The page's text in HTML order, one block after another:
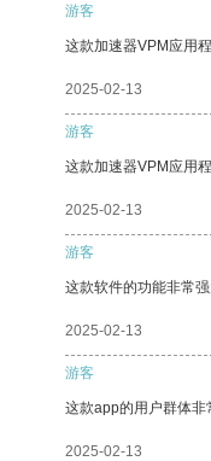
游客
这款加速器VPM应用
2025-02-13
游客
这款加速器VPM应用
2025-02-13
游客
这款软件的功能非常
2025-02-13
游客
这款app的用户群体非
2025-02-13